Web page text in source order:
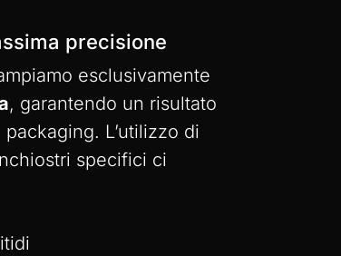
precisione
esclusivamente
, garantendo un risultato
L’utilizzo di
specifici ci